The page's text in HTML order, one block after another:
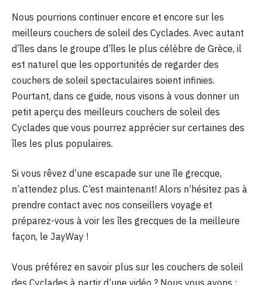
Nous pourrions continuer encore et encore sur les
meilleurs couchers de soleil des Cyclades. Avec autant
d’îles dans le groupe d’îles le plus célèbre de Grèce, il
est naturel que les opportunités de regarder des
couchers de soleil spectaculaires soient infinies.
Pourtant, dans ce guide, nous visons à vous donner un
petit aperçu des meilleurs couchers de soleil des
Cyclades que vous pourrez apprécier sur certaines des
îles les plus populaires.
Si vous rêvez d’une escapade sur une île grecque,
n’attendez plus. C’est maintenant! Alors n’hésitez pas à
prendre contact avec nos conseillers voyage et
préparez-vous à voir les îles grecques de la meilleure
façon, le JayWay !
Vous préférez en savoir plus sur les couchers de soleil